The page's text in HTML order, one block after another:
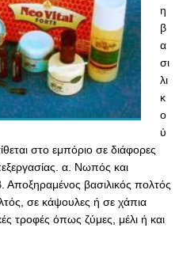
η
β
α
σι
λι
κ
ο
ύ
στο εμπόριο σε διάφορες
α. Νωπός και
Αποξηραμένος βασιλικός πολτός
σε κάψουλες ή σε χάπια
τροφές όπως ζύμες, μέλι ή και